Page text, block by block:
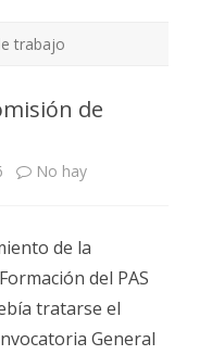
trabajo
de
No hay
de la
del PAS
tratarse el
General